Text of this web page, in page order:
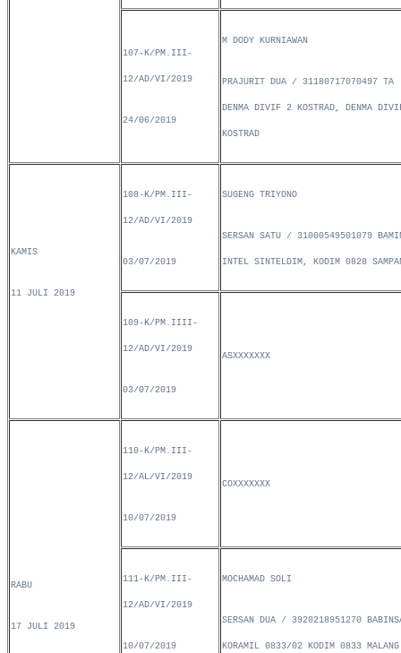
107-K/PM.III-
12/AD/VI/2019
24/06/2019
M DODY KURNIAWAN
PRAJURIT DUA / 31180717070497 TA
DENMA DIVIF 2 KOSTRAD, DENMA
KOSTRAD
KAMIS
11 JULI 2019
108-K/PM.III-
12/AD/VI/2019
03/07/2019
SUGENG TRIYONO
SERSAN SATU / 31000549501079
INTEL SINTELDIM, KODIM 0828
109-K/PM.IIII-
12/AD/VI/2019
03/07/2019
ASXXXXXXX
RABU
17 JULI 2019
110-K/PM.III-
12/AL/VI/2019
10/07/2019
COXXXXXXX
111-K/PM.III-
12/AD/VI/2019
10/07/2019
MOCHAMAD SOLI
SERSAN DUA / 3920218951270
KORAMIL 0833/02 KODIM 0833 MALANG